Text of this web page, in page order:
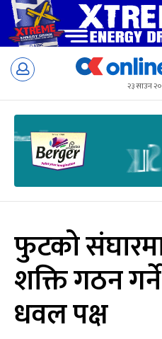
Skip
२३ साउन
फुटको संघारमा
शक्ति गठन
धवल पक्ष